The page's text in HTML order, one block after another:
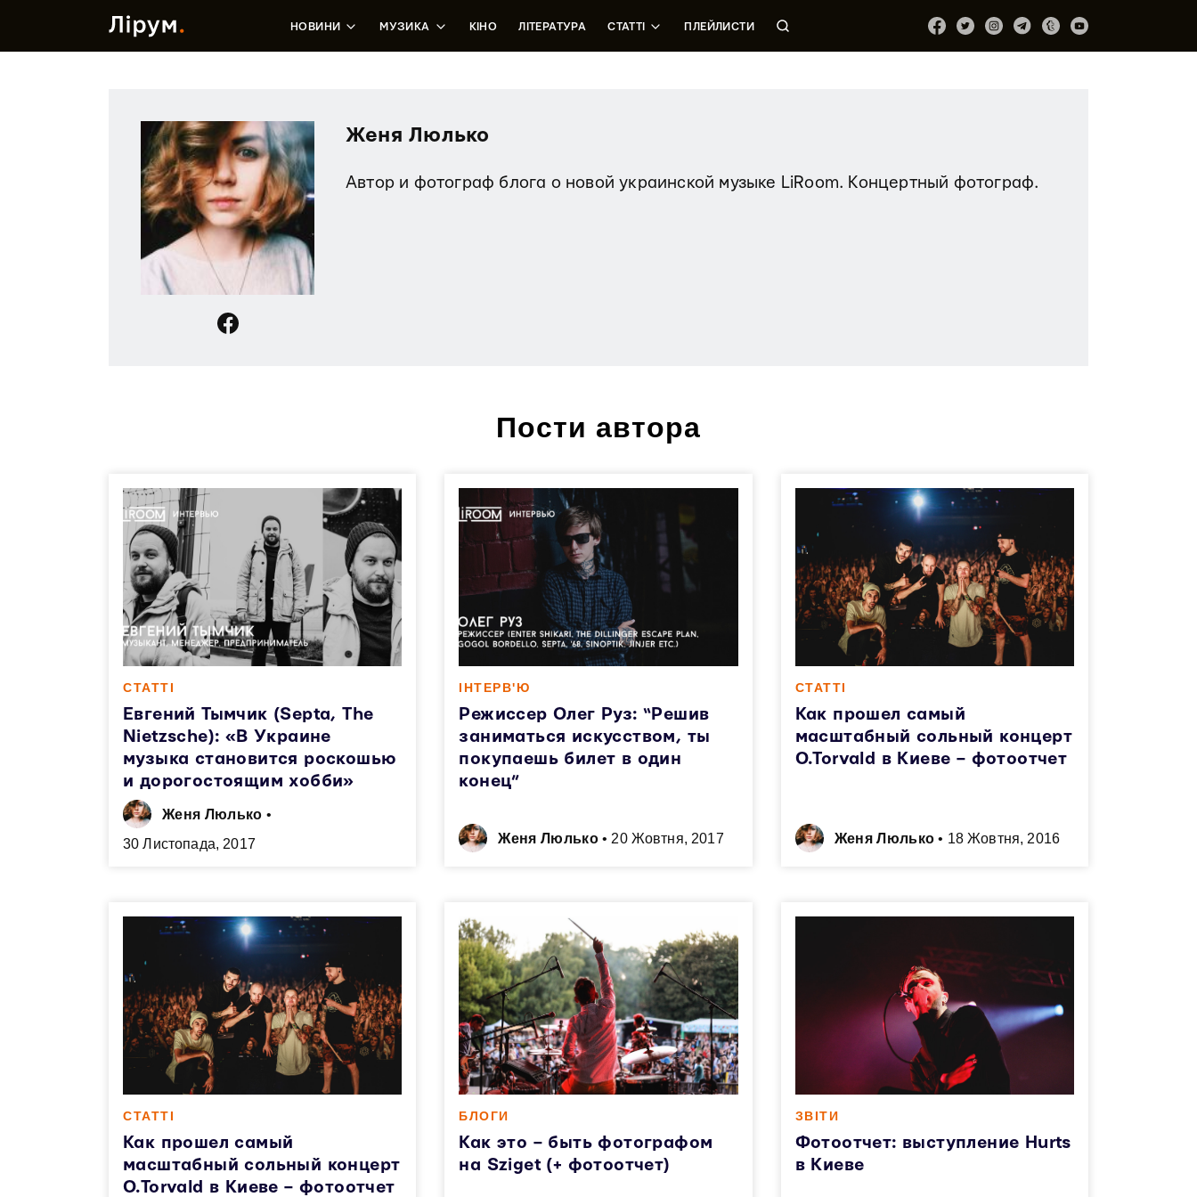
НОВИНИ МУЗИКА КІНО ЛІТЕРАТУРА СТАТТІ ПЛЕЙЛИСТИ
Женя Люлько
Автор и фотограф блога о новой украинской музыке LiRoom. Концертный фотограф.
Пости автора
СТАТТІ
Евгений Тымчик (Septa, The
Nietzsche): «В Украине
музыка становится роскошью
и дорогостоящим хобби»
Женя Люлько •
30 Листопада, 2017
ІНТЕРВ'Ю
Режиссер Олег Руз: “Решив
заниматься искусством, ты
покупаешь билет в один
конец”
Женя Люлько • 20 Жовтня, 2017
СТАТТІ
Как прошел самый
масштабный сольный концерт
O.Torvald в Киеве – фотоотчет
Женя Люлько • 18 Жовтня, 2016
СТАТТІ
Как прошел самый
масштабный сольный концерт
O.Torvald в Киеве – фотоотчет
БЛОГИ
Как это – быть фотографом
на Sziget (+ фотоотчет)
ЗВІТИ
Фотоотчет: выступление Hurts
в Киеве